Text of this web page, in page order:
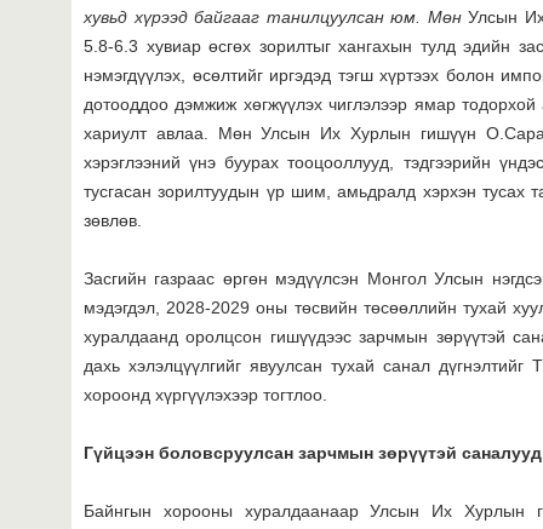
хувьд хүрээд байгааг танилцуулсан юм. МөнУлсын
5.8-6.3 хувиар өсгөх зорилтыг хангахын тулд эдийн
нэмэгдүүлэх, өсөлтийг иргэдэд тэгш хүртээх болон
дотооддоо дэмжиж хөгжүүлэх чиглэлээр ямар
хариулт авлаа. Мөн Улсын Их Хурлын гишүүн
хэрэглээний үнэ буурах тооцооллууд, тэдгээрийн
тусгасан зорилтуудын үр шим, амьдралд хэрхэн тусах
зөвлөв.
Засгийн газраас өргөн мэдүүлсэн Монгол Улсын
мэдэгдэл, 2028-2029 оны төсвийн төсөөллийн тухай
хуралдаанд оролцсон гишүүдээс зарчмын зөрүүтэй
дахь хэлэлцүүлгийг явуулсан тухай санал
хороонд хүргүүлэхээр тогтлоо.
Гүйцээн боловсруулсан зарчмын зөрүүтэй
Байнгын хорооны хуралдаанаар Улсын Их Хурлын